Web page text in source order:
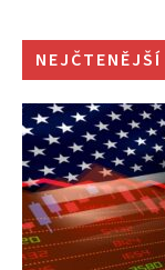
NEJČTENĚJŠÍ